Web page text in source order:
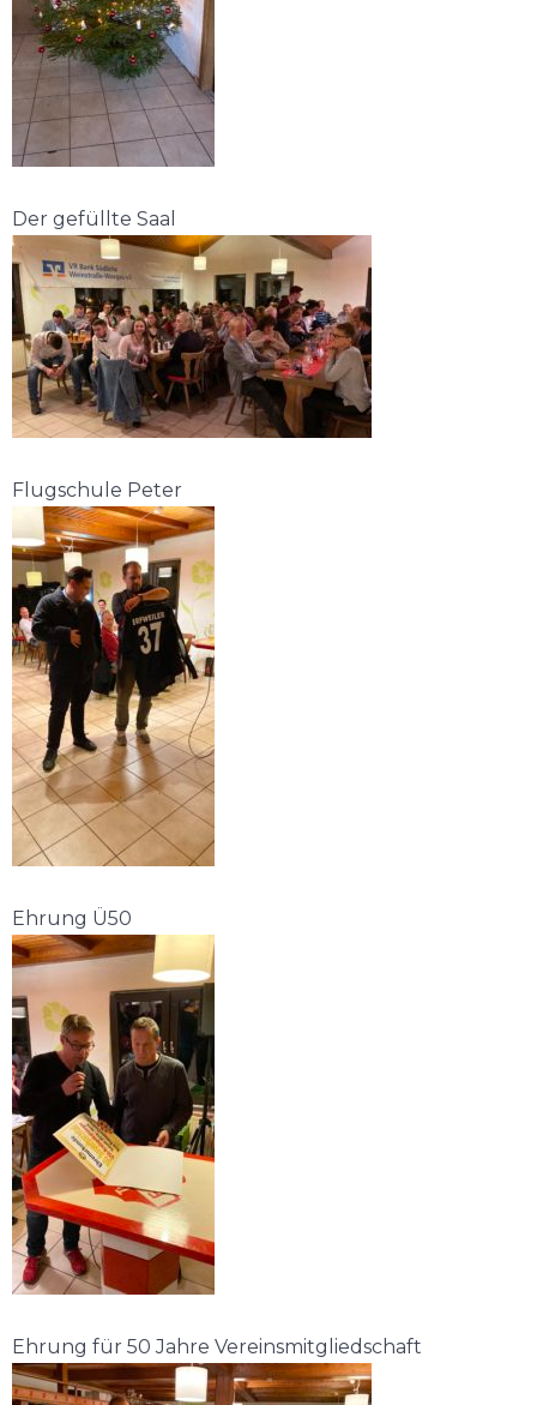
Der gefüllte Saal
Flugschule Peter
Ehrung Ü50
Ehrung für 50 Jahre Vereinsmitgliedschaft